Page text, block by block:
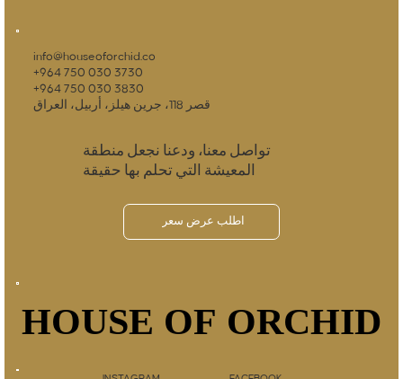
info@houseoforchid.co
+964 750 030 3730
+964 750 030 3830
قصر 118، جرين هيلز، أربيل، العراق
تواصل معنا، ودعنا نجعل منطقة
المعيشة التي تحلم بها حقيقة
اطلب عرض سعر
HOUSE OF ORCHID
HOUSE OF ORCHID